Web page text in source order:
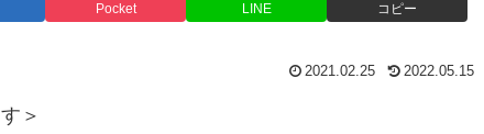
Pocket LINE コピー
2021.02.25 2022.05.15
＞